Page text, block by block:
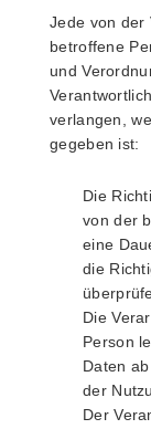
Jede von der
betroffene
und
verlangen,
gegeben ist:
Die
von der
eine
die
Die
Person
Daten
der
Der